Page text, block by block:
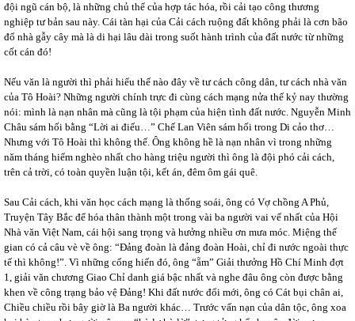
đội ngũ cán bộ, là những chủ thể của hợp tác hóa, rồi cải tạo công thương
nghiệp tư bản sau này. Cái tàn hại của Cải cách ruộng đất không phải là cơn bão
đổ nhà gẫy cây mà là di hại lâu dài trong suốt hành trình của đất nước từ những
cốt cán đó!
Nếu văn là người thì phải hiểu thế nào đây về tư cách công dân, tư cách nhà văn
của Tô Hoài? Những người chính trực đi cùng cách mạng nửa thế kỷ nay thường
nói: mình là nạn nhân mà cũng là tội phạm của hiện tình đất nước. Nguyễn Minh
Châu sám hối bằng “Lời ai điếu…” Chế Lan Viên sám hối trong Di cảo thơ…
Nhưng với Tô Hoài thì không thế. Ông không hề là nạn nhân vì trong những
năm tháng hiểm nghèo nhất cho hàng triệu người thì ông là đội phó cải cách,
trên cả trời, có toàn quyền luận tội, kết án, đêm ôm gái quê.
Sau Cải cách, khi văn học cách mạng là thống soái, ông có Vợ chồng A Phủ,
Truyện Tây Bắc để hóa thân thành một trong vài ba người vai vế nhất của Hội
Nhà văn Việt Nam, cái hội sang trọng và hưởng nhiều ơn mưa móc. Miệng thế
gian có cả câu vè về ông: “Đảng đoàn là đảng đoàn Hoài, chỉ đi nước ngoài thực
tế thì không!”. Vì những cống hiến đó, ông “ẵm” Giải thưởng Hồ Chí Minh đợt
1, giải văn chương Giao Chỉ danh giá bậc nhất và nghe đâu ông còn được bằng
khen về công trạng bảo vệ Đảng! Khi đất nước đổi mới, ông có Cát bụi chân ai,
Chiều chiều rồi bây giờ là Ba người khác… Trước vấn nạn của dân tộc, ông xoa